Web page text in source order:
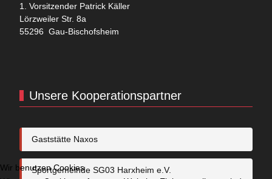
1. Vorsitzender Patrick Käller
Lörzweiler Str. 8a
55296 Gau-Bischofsheim
Unsere Kooperationspartner
Gaststätte Naxos
Sportgemeinde SG03 Harxheim e.V.
Wir benutzen Cookies